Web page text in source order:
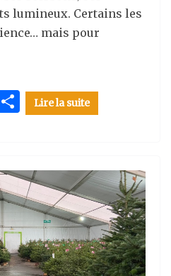
lumineux. Certains les
mais pour
ar
g
er
Lire la suite